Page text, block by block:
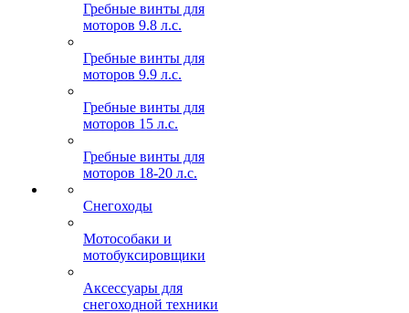
Гребные винты для
моторов 9.8 л.с.
Гребные винты для
моторов 9.9 л.с.
Гребные винты для
моторов 15 л.с.
Гребные винты для
моторов 18-20 л.с.
Снегоходы
Мотособаки и
мотобуксировщики
Аксессуары для
снегоходной техники